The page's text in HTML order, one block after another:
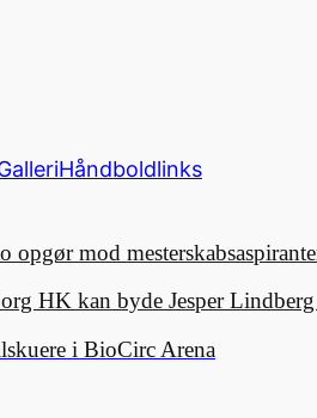
Håndboldlinks
opgør mod
HK kan byde Jesper
i BioCirc Arena